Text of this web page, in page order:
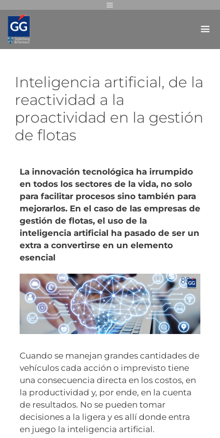
Inteligencia artificial, de la
reactividad a la
proactividad en la gestión
de flotas
La innovación tecnológica ha irrumpido
en todos los sectores de la vida, no solo
para facilitar procesos sino también para
mejorarlos. En el caso de las empresas de
gestión de flotas, el uso de la
inteligencia artificial ha pasado de ser un
extra a convertirse en un elemento
esencial
Cuando se manejan grandes cantidades de
vehículos cada acción o imprevisto tiene
una consecuencia directa en los costos, en
la productividad y, por ende, en la cuenta
de resultados. No se pueden tomar
decisiones a la ligera y es allí donde entra
en juego la inteligencia artificial.